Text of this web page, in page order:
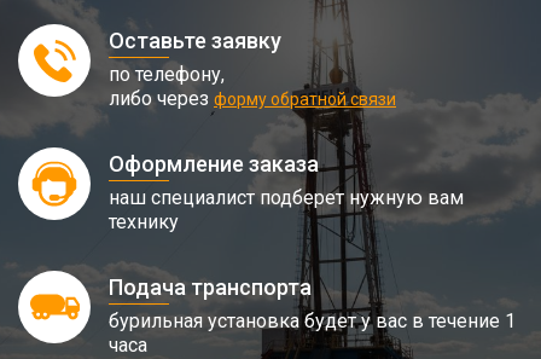
Оставьте заявку
по телефону,
либо через форму обратной связи
Оформление заказа
наш специалист подберет нужную вам
технику
Подача транспорта
бурильная установка будет у вас в течение 1
часа